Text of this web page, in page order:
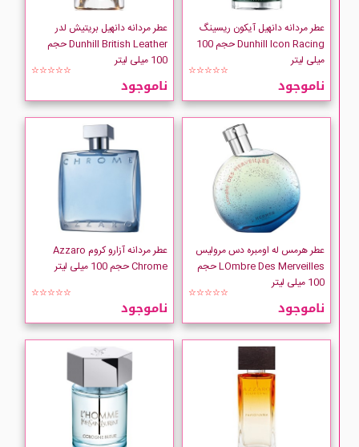
CREED
CUBA
DAVIDOFF
DIESEL
Dior
Dolce Gabbana
DSQUARED
Dunhill
ELIE SAAB
Elizabeth-Arden
Emper
عطر مردانه دانهیل آیکون ریسینگ
Dunhill Icon Racing حجم 100
میلی لیتر
☆☆☆☆☆
ناموجود
عطر مردانه دانهیل بریتیش لدر
Dunhill British Leather حجم
100 میلی لیتر
☆☆☆☆☆
ناموجود
عطر هرمس له اومبره دس مرولیس
LOmbre Des Merveilles حجم
100 میلی لیتر
☆☆☆☆☆
ناموجود
عطر مردانه آزارو کروم Azzaro
Chrome حجم 100 میلی لیتر
☆☆☆☆☆
ناموجود